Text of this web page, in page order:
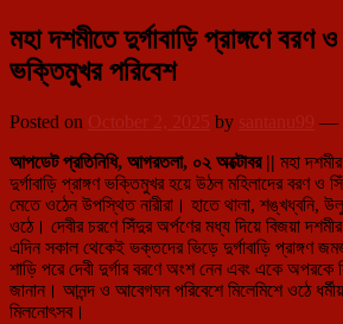
মহা দশমীতে দুর্গাবাড়ি প্রাঙ্গণে বরণ
ভক্তিমুখর পরিবেশ
Posted on October 2, 2025 by santanu99 —
আপডেট প্রতিনিধি, আগরতলা, ০২ অক্টোবর || মহা
দুর্গাবাড়ি প্রাঙ্গণ ভক্তিমুখর হয়ে উঠল মহিলাদের বরণ
মেতে ওঠেন উপস্থিত নারীরা। হাতে থালা, শঙ্খধ্বনি,
ওঠে। দেবীর চরণে সিঁদুর অর্পণের মধ্য দিয়ে বিজয়া
এদিন সকাল থেকেই ভক্তদের ভিড়ে দুর্গাবাড়ি প্রাঙ্গণ
শাড়ি পরে দেবী দুর্গার বরণে অংশ নেন এবং একে অপরকে
জানান। আনন্দ ও আবেগঘন পরিবেশে মিলেমিশে ওঠে
মিলনোৎসব।